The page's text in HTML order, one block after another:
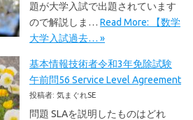
題が大学入試で出題されています
ので解説しま… Read More: 【数学
大学入試過去… »
基本情報技術者令和3年免除試験
午前問56 Service Level Agreement
投稿者: 気まぐれSE
問題 SLAを説明したものはどれ